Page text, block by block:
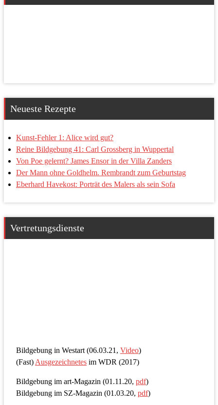
Neueste Rezepte
Kunst-Fehler 1: Alice wird gut?
Reine Bildgebung 41: Carl Grossberg in Wuppertal
Von Poe gelernt? James Ensor in der Villa Zanders
Der Mann ohne Goldhelm. Rembrandt zum Geburtstag
Eberhard Havekost: Porträt des Malers als sein Sofa
Vertretungsdienste
Bildgebung in Westart (06.03.21, Video)
(Fast) Ausgezeichnetes im WDR (2017)
Bildgebung im art-Magazin (01.11.20, pdf)
Bildgebung im SZ-Magazin (01.03.20, pdf)